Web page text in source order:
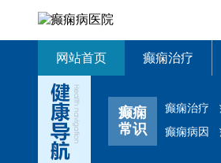
网站首页 癫痫治疗
癫痫
常识
癫痫治疗
癫痫病因